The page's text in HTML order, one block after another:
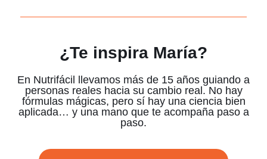
¿Te inspira María?
En Nutrifácil llevamos más de 15 años guiando a
personas reales hacia su cambio real. No hay
fórmulas mágicas, pero sí hay una ciencia bien
aplicada… y una mano que te acompaña paso a
paso.